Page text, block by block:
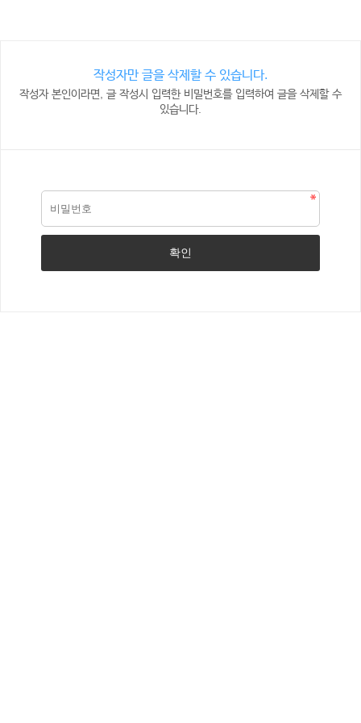
작성자만 글을 삭제할 수 있습니다.
작성자 본인이라면, 글 작성시 입력한 비밀번호를 입력하여 글을 삭제할 수
있습니다.